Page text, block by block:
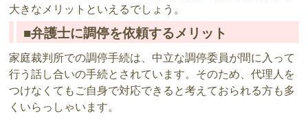
大きなメリットといえるでしょう。
■弁護士に調停を依頼するメリット
家庭裁判所での調停手続は、中立な調停委員が間に入って
行う話し合いの手続とされています。そのため、代理人を
つけなくてもご自身で対応できると考えておられる方も多
くいらっしゃいます。